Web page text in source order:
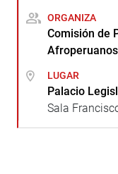
ORGANIZA
Comisión de
LUGAR
Palacio
Sala